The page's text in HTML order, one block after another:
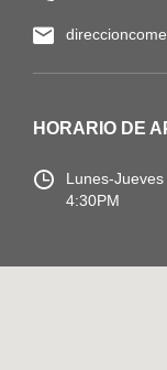
HORARIO DE
Lunes-Jueves
4:30PM